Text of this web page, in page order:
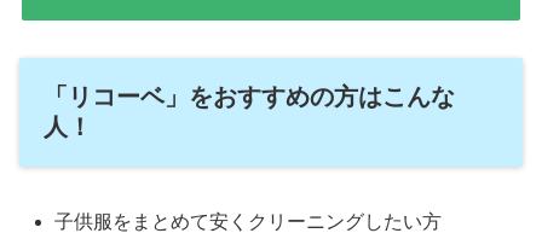
「リコーベ」をおすすめの方はこんな
人！
子供服をまとめて安くクリーニングしたい方